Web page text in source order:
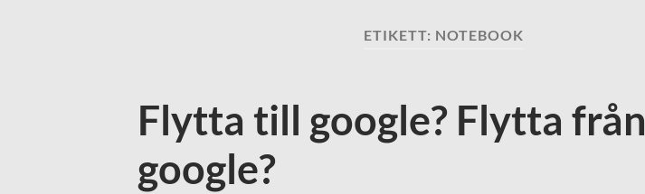
ETIKETT: NOTEBOOK
Flytta till google? Flytta från
google?